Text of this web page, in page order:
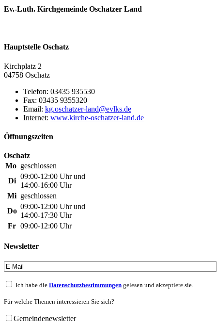
Ev.-Luth. Kirchgemeinde Oschatzer Land
Hauptstelle Oschatz
Kirchplatz 2
04758 Oschatz
Telefon: 03435 935530
Fax: 03435 9355320
Email:
Internet: www.kirche-oschatzer-land.de
Öffnungszeiten
Oschatz
Mo geschlossen
Di
09:00-12:00 Uhr und
14:00-16:00 Uhr
Mi geschlossen
Do
09:00-12:00 Uhr und
14:00-17:30 Uhr
Fr 09:00-12:00 Uhr
Newsletter
Ich habe die Datenschutzbestimmungen gelesen und akzeptiere sie.
Für welche Themen interessieren Sie sich?
Gemeindenewsletter